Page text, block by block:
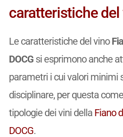
caratteristiche del
Le caratteristiche del vino
DOCGsi esprimono anche
parametri i cui valori minimi
disciplinare, per questa
tipologie dei vini della Fiano
DOCG.